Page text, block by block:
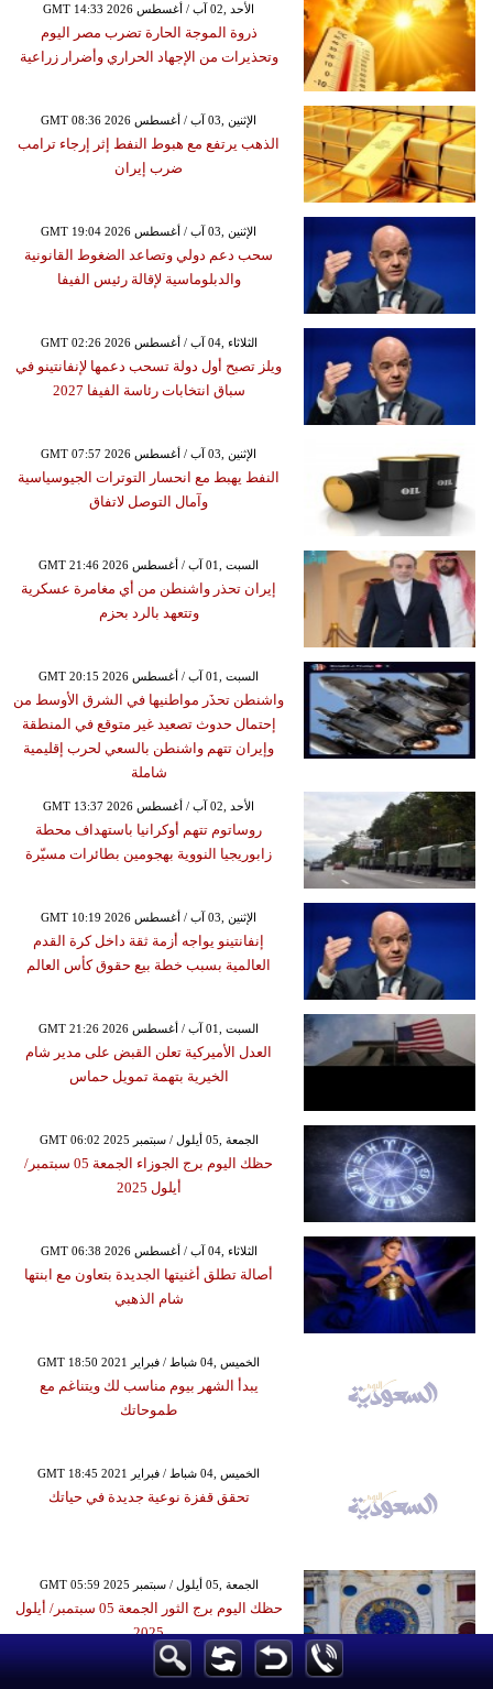
GMT 14:33 2026 الأحد ,02 آب / أغسطس
ذروة الموجة الحارة تضرب مصر اليوم
وتحذيرات من الإجهاد الحراري وأضرار زراعية
GMT 08:36 2026 الإثنين ,03 آب / أغسطس
الذهب يرتفع مع هبوط النفط إثر إرجاء ترامب
ضرب إيران
GMT 19:04 2026 الإثنين ,03 آب / أغسطس
سحب دعم دولي وتصاعد الضغوط القانونية
والدبلوماسية لإقالة رئيس الفيفا
GMT 02:26 2026 الثلاثاء ,04 آب / أغسطس
ويلز تصبح أول دولة تسحب دعمها لإنفانتينو في
سباق انتخابات رئاسة الفيفا 2027
GMT 07:57 2026 الإثنين ,03 آب / أغسطس
النفط يهبط مع انحسار التوترات الجيوسياسية
وآمال التوصل لاتفاق
GMT 21:46 2026 السبت ,01 آب / أغسطس
إيران تحذر واشنطن من أي مغامرة عسكرية
وتتعهد بالرد بحزم
GMT 20:15 2026 السبت ,01 آب / أغسطس
واشنطن تحذَر مواطنيها في الشرق الأوسط من
إحتمال حدوث تصعيد غير متوقع في المنطقة
وإيران تتهم واشنطن بالسعي لحرب إقليمية
شاملة
GMT 13:37 2026 الأحد ,02 آب / أغسطس
روساتوم تتهم أوكرانيا باستهداف محطة
زابوريجيا النووية بهجومين بطائرات مسيّرة
GMT 10:19 2026 الإثنين ,03 آب / أغسطس
إنفانتينو يواجه أزمة ثقة داخل كرة القدم
العالمية بسبب خطة بيع حقوق كأس العالم
GMT 21:26 2026 السبت ,01 آب / أغسطس
العدل الأميركية تعلن القبض على مدير شام
الخيرية بتهمة تمويل حماس
GMT 06:02 2025 الجمعة ,05 أيلول / سبتمبر
حظك اليوم برج الجوزاء الجمعة 05 سبتمبر/
أيلول 2025
GMT 06:38 2026 الثلاثاء ,04 آب / أغسطس
أصالة تطلق أغنيتها الجديدة بتعاون مع ابنتها
شام الذهبي
GMT 18:50 2021 الخميس ,04 شباط / فبراير
يبدأ الشهر بيوم مناسب لك ويتناغم مع
طموحاتك
GMT 18:45 2021 الخميس ,04 شباط / فبراير
تحقق قفزة نوعية جديدة في حياتك
GMT 05:59 2025 الجمعة ,05 أيلول / سبتمبر
حظك اليوم برج الثور الجمعة 05 سبتمبر/ أيلول
2025